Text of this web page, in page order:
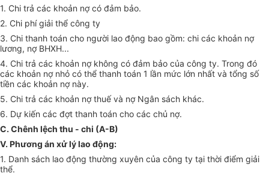
1. Chi trả các khoản nợ có đảm bảo.
2. Chi phí giải thể công ty
3. Chi thanh toán cho người lao động bao gồm: chi các khoản nợ
lương, nợ BHXH...
4. Chi trả các khoản nợ không có đảm bảo của công ty. Trong đó
các khoản nợ nhỏ có thể thanh toán 1 lần mức lớn nhất và tổng số
tiền các khoản nợ này.
5. Chi trả các khoản nợ thuế và nợ Ngân sách khác.
6. Dự kiến các đợt thanh toán cho các chủ nợ.
C. Chênh lệch thu - chi (A-B)
V. Phương án xử lý lao động:
1. Danh sách lao động thường xuyên của công ty tại thời điểm giải
thể.